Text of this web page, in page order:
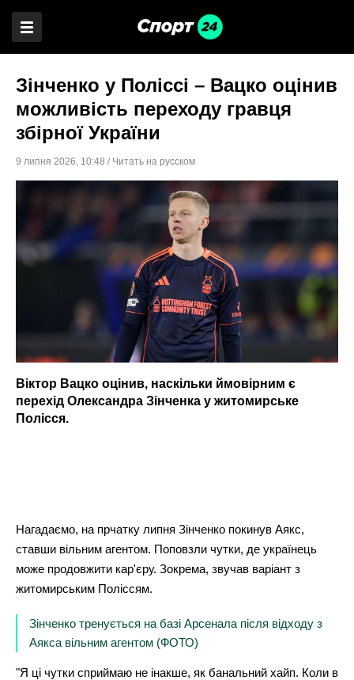
Зінченко у Поліссі – Вацко оцінив
можливість переходу гравця
збірної України
9 липня 2026, 10:48 / Читать на русском
Віктор Вацко оцінив, наскільки ймовірним є
перехід Олександра Зінченка у житомирське
Полісся.
Нагадаємо, на прчатку липня Зінченко покинув Аякс,
ставши вільним агентом. Поповзли чутки, де українець
може продовжити кар'єру. Зокрема, звучав варіант з
житомирським Поліссям.
Зінченко тренується на базі Арсенала після відходу з
Аякса вільним агентом (ФОТО)
"Я ці чутки сприймаю не інакше, як банальний хайп. Коли в